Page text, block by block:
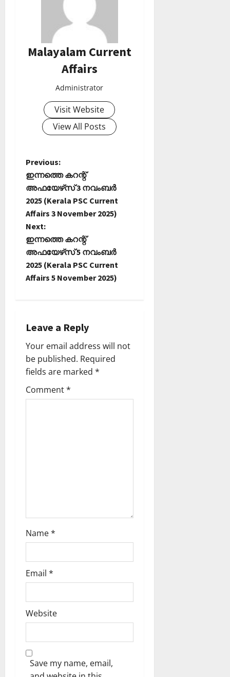
Malayalam Current
Affairs
Administrator
Visit Website
View All Posts
P
o
s
t
n
a
g
a
t
i
Previous:
ഇന്നത്തെ കറന്റ്
അഫയേഴ്‌സ് 3 നവംബർ
2025 (Kerala PSC Current
Affairs 3 November 2025)
Next:
ഇന്നത്തെ കറന്റ്
അഫയേഴ്‌സ് 5 നവംബർ
2025 (Kerala PSC Current
Affairs 5 November 2025)
Leave a Reply
Your email address will not
be published. Required
fields are marked *
Comment*
Name*
Email *
Website
Save my name, email,